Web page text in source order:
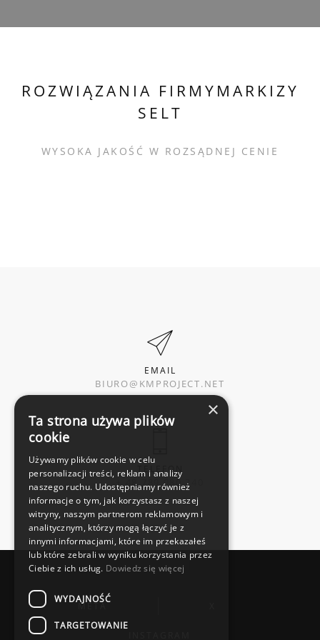
ROZWIĄZANIA FIRMYMARKIZY
SELT
WYSOKA JAKOŚĆ W ROZSĄDNEJ CENIE
EMAIL
BIURO@KMPROJECT.NET
TELEFON
+ 48 789 080 240
META
×
Ta strona używa plików
cookie
Używamy plików cookie w celu
personalizacji treści, reklam i analizy
naszego ruchu. Udostępniamy również
informacje o tym, jak korzystasz z naszej
witryny, naszym partnerom reklamowym i
analitycznym, którzy mogą łączyć je z
innymi informacjami, które im przekazałeś
lub które zebrali w wyniku korzystania przez
Ciebie z ich usług. Dowiedz się więcej
WYDAJNOŚĆ
TARGETOWANIE